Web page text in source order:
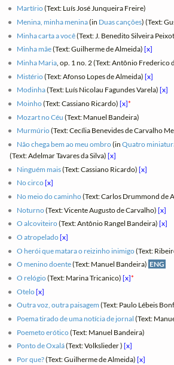
Martírio(Text: Luís José Junqueira Freire)
Menina, minha menina(in Duas canções) (Text:
Minha carta a você(Text: J. Benedito Silveira
Minha mãe(Text: Guilherme de Almeida)[x]
Minha Maria, op. 1 no. 2 (Text: Antônio Frederico
Mistério(Text: Afonso Lopes de Almeida)[x]
Modinha(Text: Luís Nicolau Fagundes Varela)[x]
Moinho(Text: Cassiano Ricardo)[x]*
Mozart no Céu (Text: Manuel Bandeira)
Murmúrio(Text: Cecília Benevides de Carvalho
Não chega bem ao meu ombro(inQuatro
(Text: Adelmar Tavares da Silva)[x]
Ninguém mais(Text: Cassiano Ricardo)[x]
No circo[x]
No meio do caminho(Text: Carlos Drummond de
Noturno(Text: Vicente Augusto de Carvalho)[x]
O alcoviteiro(Text: Antônio Rangel Bandeira)[x]
O atropelado[x]
O herói que matara o reizinho inimigo(Text:
O menino doente(Text: Manuel Bandeira) ENG
O relógio(Text: Marina Tricanico)[x]*
Otelo[x]
Outra voz, outra paisagem (Text: Paulo Lébeis
Poema tirado de uma notícia de jornal (Text:
Poemeto erótico(Text: Manuel Bandeira)
Ponto de Oxalá(Text: Volkslieder )[x]
Por que?(Text: Guilherme de Almeida)[x]